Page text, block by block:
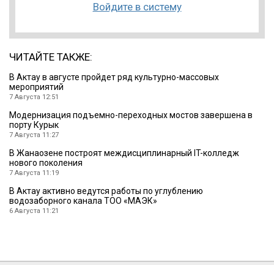
Войдите в систему
ЧИТАЙТЕ ТАКЖЕ:
В Актау в августе пройдет ряд культурно-массовых
мероприятий
7 Августа 12:51
Модернизация подъемно-переходных мостов завершена в
порту Курык
7 Августа 11:27
В Жанаозене построят междисциплинарный IT-колледж
нового поколения
7 Августа 11:19
В Актау активно ведутся работы по углублению
водозаборного канала ТОО «МАЭК»
6 Августа 11:21